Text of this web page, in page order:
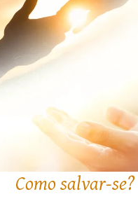
Como salvar-se?